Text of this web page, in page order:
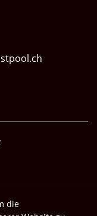
die